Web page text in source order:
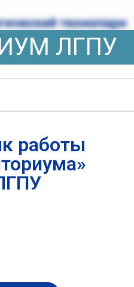
ЛГПУ
работы